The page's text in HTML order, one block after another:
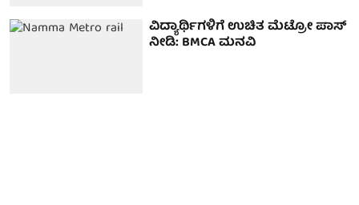
ವಿದ್ಯಾರ್ಥಿಗಳಿಗೆ ಉಚಿತ ಮೆಟ್ರೋ ಪಾಸ್‌
ನೀಡಿ: BMCA ಮನವಿ